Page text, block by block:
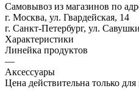
Самовывоз из магазинов по
г. Москва, ул. Гвардейская, 14
г. Санкт-Петербург, ул.
Характеристики
Линейка продуктов
—
Аксессуары
Цена действительна только